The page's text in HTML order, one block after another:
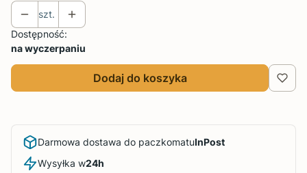
szt.
Dostępność:
na wyczerpaniu
Dodaj do koszyka
Darmowa dostawa do paczkomatuInPost
Wysyłka w24h